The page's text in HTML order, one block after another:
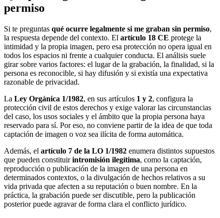
permiso
Si te preguntas qué ocurre legalmente si me graban sin permiso,
la respuesta depende del contexto. El artículo 18 CE protege la
intimidad y la propia imagen, pero esa protección no opera igual en
todos los espacios ni frente a cualquier conducta. El análisis suele
girar sobre varios factores: el lugar de la grabación, la finalidad, si la
persona es reconocible, si hay difusión y si existía una expectativa
razonable de privacidad.
La Ley Orgánica 1/1982, en sus artículos 1 y 2, configura la
protección civil de estos derechos y exige valorar las circunstancias
del caso, los usos sociales y el ámbito que la propia persona haya
reservado para sí. Por eso, no conviene partir de la idea de que toda
captación de imagen o voz sea ilícita de forma automática.
Además, el artículo 7 de la LO 1/1982 enumera distintos supuestos
que pueden constituirintromisión ilegítima, como la captación,
reproducción o publicación de la imagen de una persona en
determinados contextos, o la divulgación de hechos relativos a su
vida privada que afecten a su reputación o buen nombre. En la
práctica, la grabación puede ser discutible, pero la publicación
posterior puede agravar de forma clara el conflicto jurídico.